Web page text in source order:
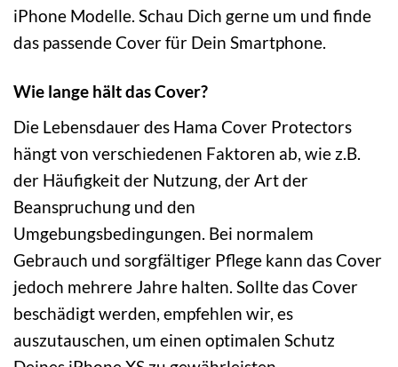
iPhone Modelle. Schau Dich gerne um und finde
das passende Cover für Dein Smartphone.
Wie lange hält das Cover?
Die Lebensdauer des Hama Cover Protectors
hängt von verschiedenen Faktoren ab, wie z.B.
der Häufigkeit der Nutzung, der Art der
Beanspruchung und den
Umgebungsbedingungen. Bei normalem
Gebrauch und sorgfältiger Pflege kann das Cover
jedoch mehrere Jahre halten. Sollte das Cover
beschädigt werden, empfehlen wir, es
auszutauschen, um einen optimalen Schutz